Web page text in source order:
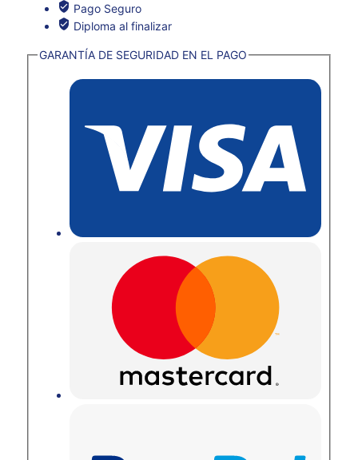
Pago Seguro
Diploma al finalizar
GARANTÍA DE SEGURIDAD EN EL PAGO